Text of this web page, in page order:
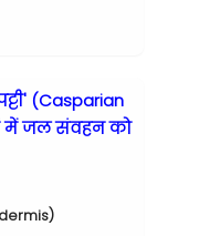
(Casparian
में जल संवहन को